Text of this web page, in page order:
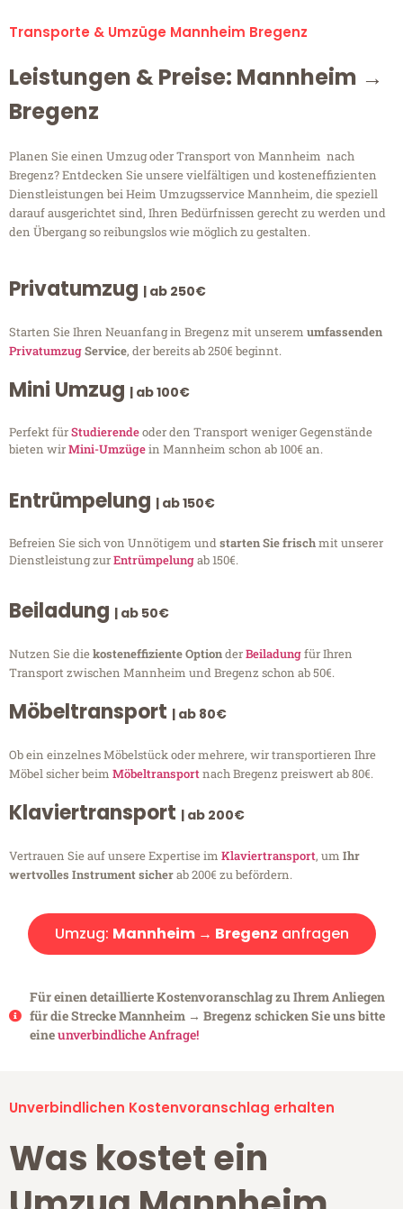
Transporte & Umzüge Mannheim Bregenz
Leistungen & Preise: Mannheim →
Bregenz
Planen Sie einen Umzug oder Transport von Mannheim nach
Bregenz? Entdecken Sie unsere vielfältigen und kosteneffizienten
Dienstleistungen bei Heim Umzugsservice Mannheim, die speziell
darauf ausgerichtet sind, Ihren Bedürfnissen gerecht zu werden und
den Übergang so reibungslos wie möglich zu gestalten.
Privatumzug | ab 250€
Starten Sie Ihren Neuanfang in Bregenz mit unserem umfassenden
PrivatumzugService, der bereits ab 250€ beginnt.
Mini Umzug | ab 100€
Perfekt fürStudierendeoder den Transport weniger Gegenstände
bieten wirMini-Umzügein Mannheim schon ab 100€ an.
Entrümpelung | ab 150€
Befreien Sie sich von Unnötigem undstarten Sie frischmit unserer
Dienstleistung zurEntrümpelungab 150€.
Beiladung | ab 50€
Nutzen Sie diekosteneffiziente OptionderBeiladungfür Ihren
Transport zwischen Mannheim und Bregenz schon ab 50€.
Möbeltransport | ab 80€
Ob ein einzelnes Möbelstück oder mehrere, wir transportieren Ihre
Möbel sicher beim Möbeltransportnach Bregenz preiswert ab 80€.
Klaviertransport | ab 200€
Vertrauen Sie auf unsere Expertise im Klaviertransport, um Ihr
wertvolles Instrument sicherab 200€ zu befördern.
Umzug: Mannheim → Bregenz anfragen
Für einen detaillierte Kostenvoranschlag zu Ihrem Anliegen
für die Strecke Mannheim → Bregenz schicken Sie uns bitte
eineunverbindliche Anfrage!
Unverbindlichen Kostenvoranschlag erhalten
Was kostet ein